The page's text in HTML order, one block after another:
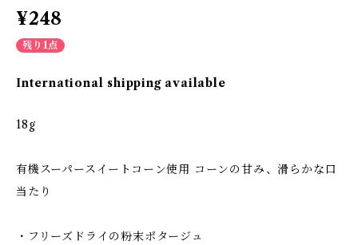
¥248
残り1点
International shipping available
18g
有機スーパースイートコーン使用 コーンの甘み、滑らかな口
当たり
・フリーズドライの粉末ポタージュ